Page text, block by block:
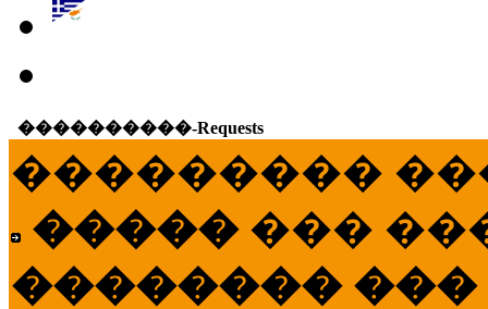
����������-Requests
���������
����� ���
�������� ���